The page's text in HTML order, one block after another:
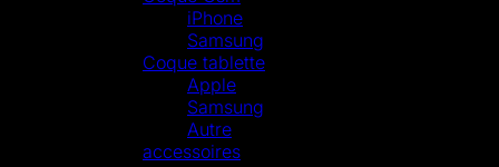
iPhone
Samsung
Coque tablette
Apple
Samsung
Autre
accessoires